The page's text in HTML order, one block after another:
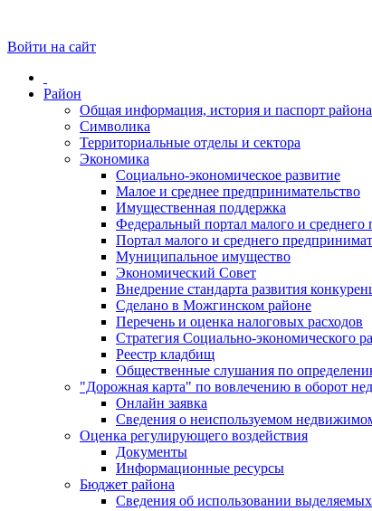
Войти на сайт
Район
Общая информация, история и паспорт района
Символика
Территориальные отделы и сектора
Экономика
Социально-экономическое развитие
Малое и среднее предпринимательство
Имущественная поддержка
Федеральный портал малого и среднего
Портал малого и среднего
Муниципальное имущество
Экономический Совет
Внедрение стандарта развития
Сделано в Можгинском районе
Перечень и оценка налоговых расходов
Стратегия Социально-экономического
Реестр кладбищ
Общественные слушания по
"Дорожная карта" по вовлечению в оборот
Онлайн заявка
Сведения о неиспользуемом
Оценка регулирующего воздействия
Документы
Информационные ресурсы
Бюджет района
Сведения об использовании